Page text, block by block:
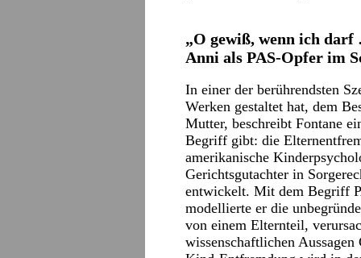
„O gewiß, wenn ich
Anni als PAS-Opfer im
In einer der berührendsten
Werken gestaltet hat, dem
Mutter, beschreibt Fontane
Begriff gibt: die
amerikanische
Gerichtsgutachter in
entwickelt. Mit dem Begriff
modellierte er die
von einem Elternteil,
wissenschaftlichen